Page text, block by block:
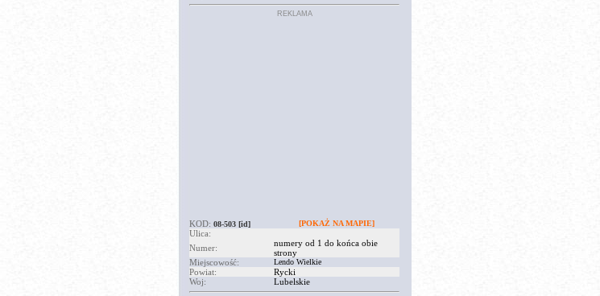
REKLAMA
KOD: 08-503 [id] [POKAŻ NA MAPIE]
Ulica:
Numer:
numery od 1 do końca obie
strony
Miejscowość:
Lendo Wielkie
Powiat:
Rycki
Woj:
Lubelskie